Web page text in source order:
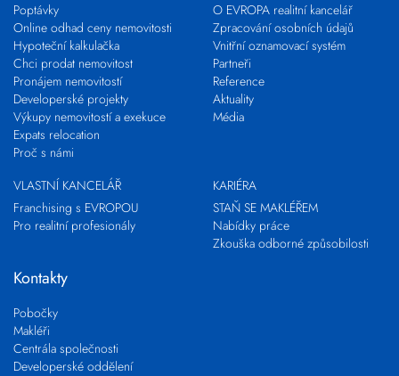
Poptávky
Online odhad ceny nemovitosti
Hypoteční kalkulačka
Chci prodat nemovitost
Pronájem nemovitostí
Developerské projekty
Výkupy nemovitostí a exekuce
Expats relocation
Proč s námi
O EVROPA realitní kancelář
Zpracování osobních údajů
Vnitřní oznamovací systém
Partneři
Reference
Aktuality
Média
VLASTNÍ KANCELÁŘ
Franchising s EVROPOU
Pro realitní profesionály
KARIÉRA
STAŇ SE MAKLÉŘEM
Nabídky práce
Zkouška odborné způsobilosti
Kontakty
Pobočky
Makléři
Centrála společnosti
Developerské oddělení